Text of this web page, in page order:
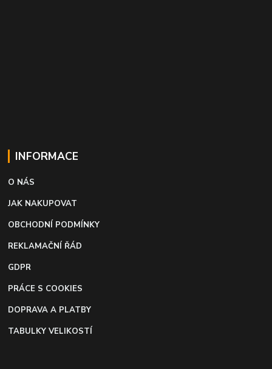
INFORMACE
O NÁS
JAK NAKUPOVAT
OBCHODNÍ PODMÍNKY
REKLAMAČNÍ ŘÁD
GDPR
PRÁCE S COOKIES
DOPRAVA A PLATBY
TABULKY VELIKOSTÍ